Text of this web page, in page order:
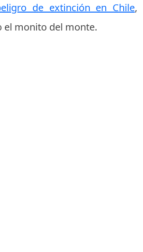
de extinción en Chile,
el monito del monte.